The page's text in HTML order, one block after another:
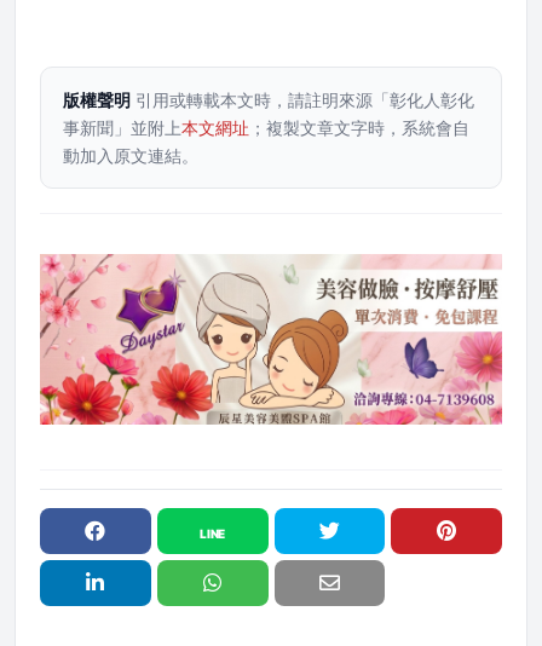
版權聲明 引用或轉載本文時，請註明來源「彰化人彰化
事新聞」並附上本文網址 ；複製文章文字時，系統會自
動加入原文連結。